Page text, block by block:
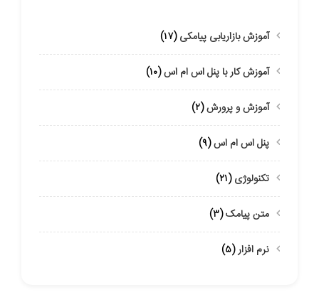
آموزش بازاریابی پیامکی(۱۷)
آموزش کار با پنل اس ام اس(۱۰)
آموزش و پرورش(۲)
پنل اس ام اس(۹)
تکنولوژی(۲۱)
متن پیامک(۳)
نرم افزار(۵)